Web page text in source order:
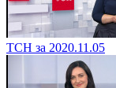
ТСН за 2020.11.05